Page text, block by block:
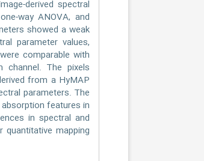
derived spectral
way ANOVA, and
showed a weak
parameter values,
comparable with
The pixels
from a HyMAP
parameters. The
features in
in spectral and
mapping